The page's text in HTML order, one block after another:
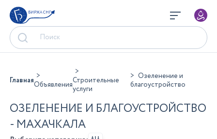
БИРЖА СНГ
ГлавнаяОбъявленияСтроительные
услуги
Озеленение и
благоустройство
ОЗЕЛЕНЕНИЕ И БЛАГОУСТРОЙСТВО
- МАХАЧКАЛА